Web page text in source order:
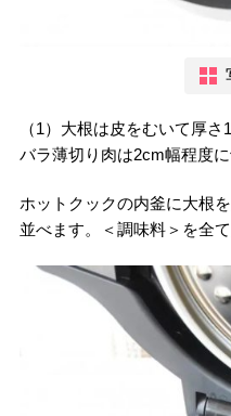
（1）大根は皮をむいて厚
バラ薄切り肉は2cm幅程度に
ホットクックの内釜に大根
並べます。＜調味料＞を全て